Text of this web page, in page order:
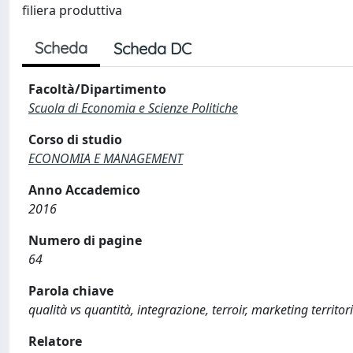
filiera produttiva
Scheda Scheda DC
Facoltà/Dipartimento
Scuola di Economia e Scienze Politiche
Corso di studio
ECONOMIA E MANAGEMENT
Anno Accademico
2016
Numero di pagine
64
Parola chiave
qualità vs quantità, integrazione, terroir, marketing
Relatore